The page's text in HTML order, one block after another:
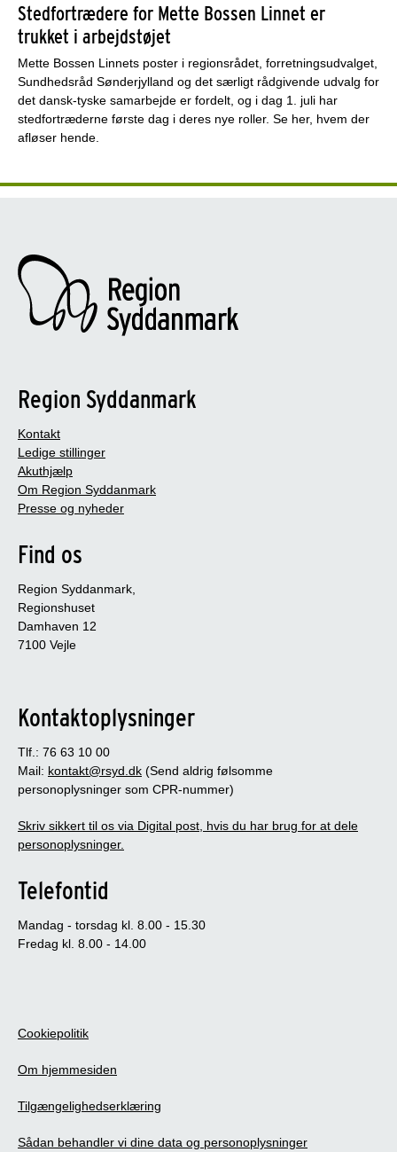
Stedfortrædere for Mette Bossen Linnet er
trukket i arbejdstøjet
Mette Bossen Linnets poster i regionsrådet, forretningsudvalget,
Sundhedsråd Sønderjylland og det særligt rådgivende udvalg for
det dansk-tyske samarbejde er fordelt, og i dag 1. juli har
stedfortræderne første dag i deres nye roller. Se her, hvem der
afløser hende.
Region Syddanmark
Kontakt
Ledige stillinger
Akuthjælp
Om Region Syddanmark
Presse og nyheder
Find os
Region Syddanmark,
Regionshuset
Damhaven 12
7100 Vejle
Kontaktoplysninger
Tlf.: 76 63 10 00
Mail: kontakt@rsyd.dk (Send aldrig følsomme
personoplysninger som CPR-nummer)
Skriv sikkert til os via Digital post, hvis du har brug for at dele
personoplysninger.
Telefontid
Mandag - torsdag kl. 8.00 - 15.30
Fredag kl. 8.00 - 14.00
Cookiepolitik
Om hjemmesiden
Tilgængelighedserklæring
Sådan behandler vi dine data og personoplysninger